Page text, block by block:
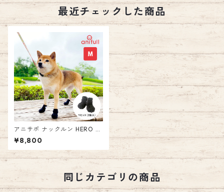
最近チェックした商品
アニサポ ナックルン HERO M
サイズ 2本入 左右兼用 前後兼
用 アニフル 日本製 犬用 シュ
ーズ 犬用品 足 サポーター 指
爪 保護 つま先 足先 指先 肉球
擦る 跛行 引きずる 介護 M ナ
ックリング 面ファスナー ドッ
グシューズ ペット ドッグ ペッ
トシューズ 靴 お散歩 2足入り
¥8,800
同じカテゴリの商品